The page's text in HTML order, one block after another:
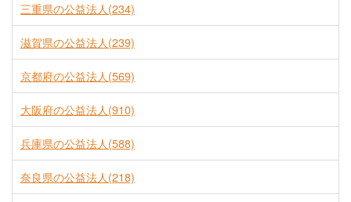
三重県の公益法人(234)
滋賀県の公益法人(239)
京都府の公益法人(569)
大阪府の公益法人(910)
兵庫県の公益法人(588)
奈良県の公益法人(218)